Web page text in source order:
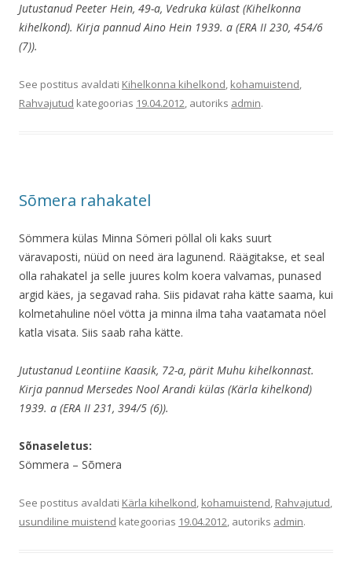
Jutustanud Peeter Hein, 49-a, Vedruka külast (Kihelkonna
kihelkond). Kirja pannud Aino Hein 1939. a (ERA II 230, 454/6
(7)).
See postitus avaldati Kihelkonna kihelkond, kohamuistend,
Rahvajutud kategoorias 19.04.2012, autoriks admin.
Sõmera rahakatel
Sömmera külas Minna Sömeri pöllal oli kaks suurt
väravaposti, nüüd on need ära lagunend. Räägitakse, et seal
olla rahakatel ja selle juures kolm koera valvamas, punased
argid käes, ja segavad raha. Siis pidavat raha kätte saama, kui
kolmetahuline nöel vötta ja minna ilma taha vaatamata nöel
katla visata. Siis saab raha kätte.
Jutustanud Leontiine Kaasik, 72-a, pärit Muhu kihelkonnast.
Kirja pannud Mersedes Nool Arandi külas (Kärla kihelkond)
1939. a (ERA II 231, 394/5 (6)).
Sõnaseletus:
Sömmera – Sõmera
See postitus avaldati Kärla kihelkond, kohamuistend, Rahvajutud,
usundiline muistend kategoorias 19.04.2012, autoriks admin.